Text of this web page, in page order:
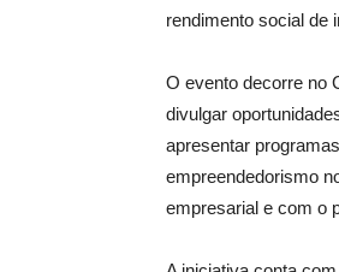
rendimento social de
O evento decorre no
divulgar
apresentar
empreendedorismo
empresarial e com o